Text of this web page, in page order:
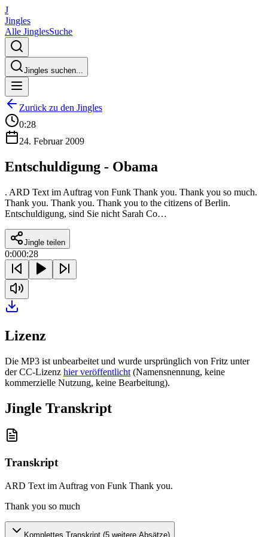
J
Jingles
Alle JinglesSuche
Jingles suchen...
Zurück zu den Jingles
0:28
24. Februar 2009
Entschuldigung - Obama
. ARD Text im Auftrag von Funk Thank you. Thank you so much.
Thank you. Thank you. Thank you to the citizens of Berlin.
Entschuldigung, sind Sie nicht Sarah Co…
Jingle teilen
0:000:28
Lizenz
Die MP3 ist unbearbeitet und wurde ursprünglich von Fritz unter
der CC-Lizenz hier veröffentlicht (Namensnennung, keine
kommerzielle Nutzung, keine Bearbeitung).
Jingle Transkript
Transkript
ARD Text im Auftrag von Funk Thank you.
Thank you so much
Komplettes Transkript (5 weitere Absätze)